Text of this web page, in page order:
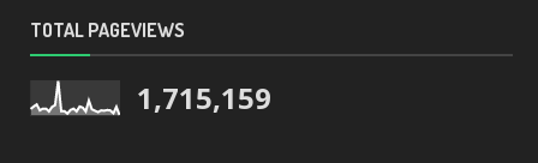
TOTAL PAGEVIEWS
1,715,159